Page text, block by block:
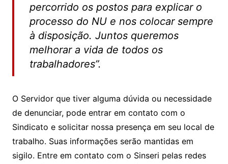
percorrido os postos para explicar o
processo do NU e nos colocar sempre
à disposição. Juntos queremos
melhorar a vida de todos os
trabalhadores”.
O Servidor que tiver alguma dúvida ou necessidade
de denunciar, pode entrar em contato com o
Sindicato e solicitar nossa presença em seu local de
trabalho. Suas informações serão mantidas em
sigilo. Entre em contato com o Sinseri pelas redes